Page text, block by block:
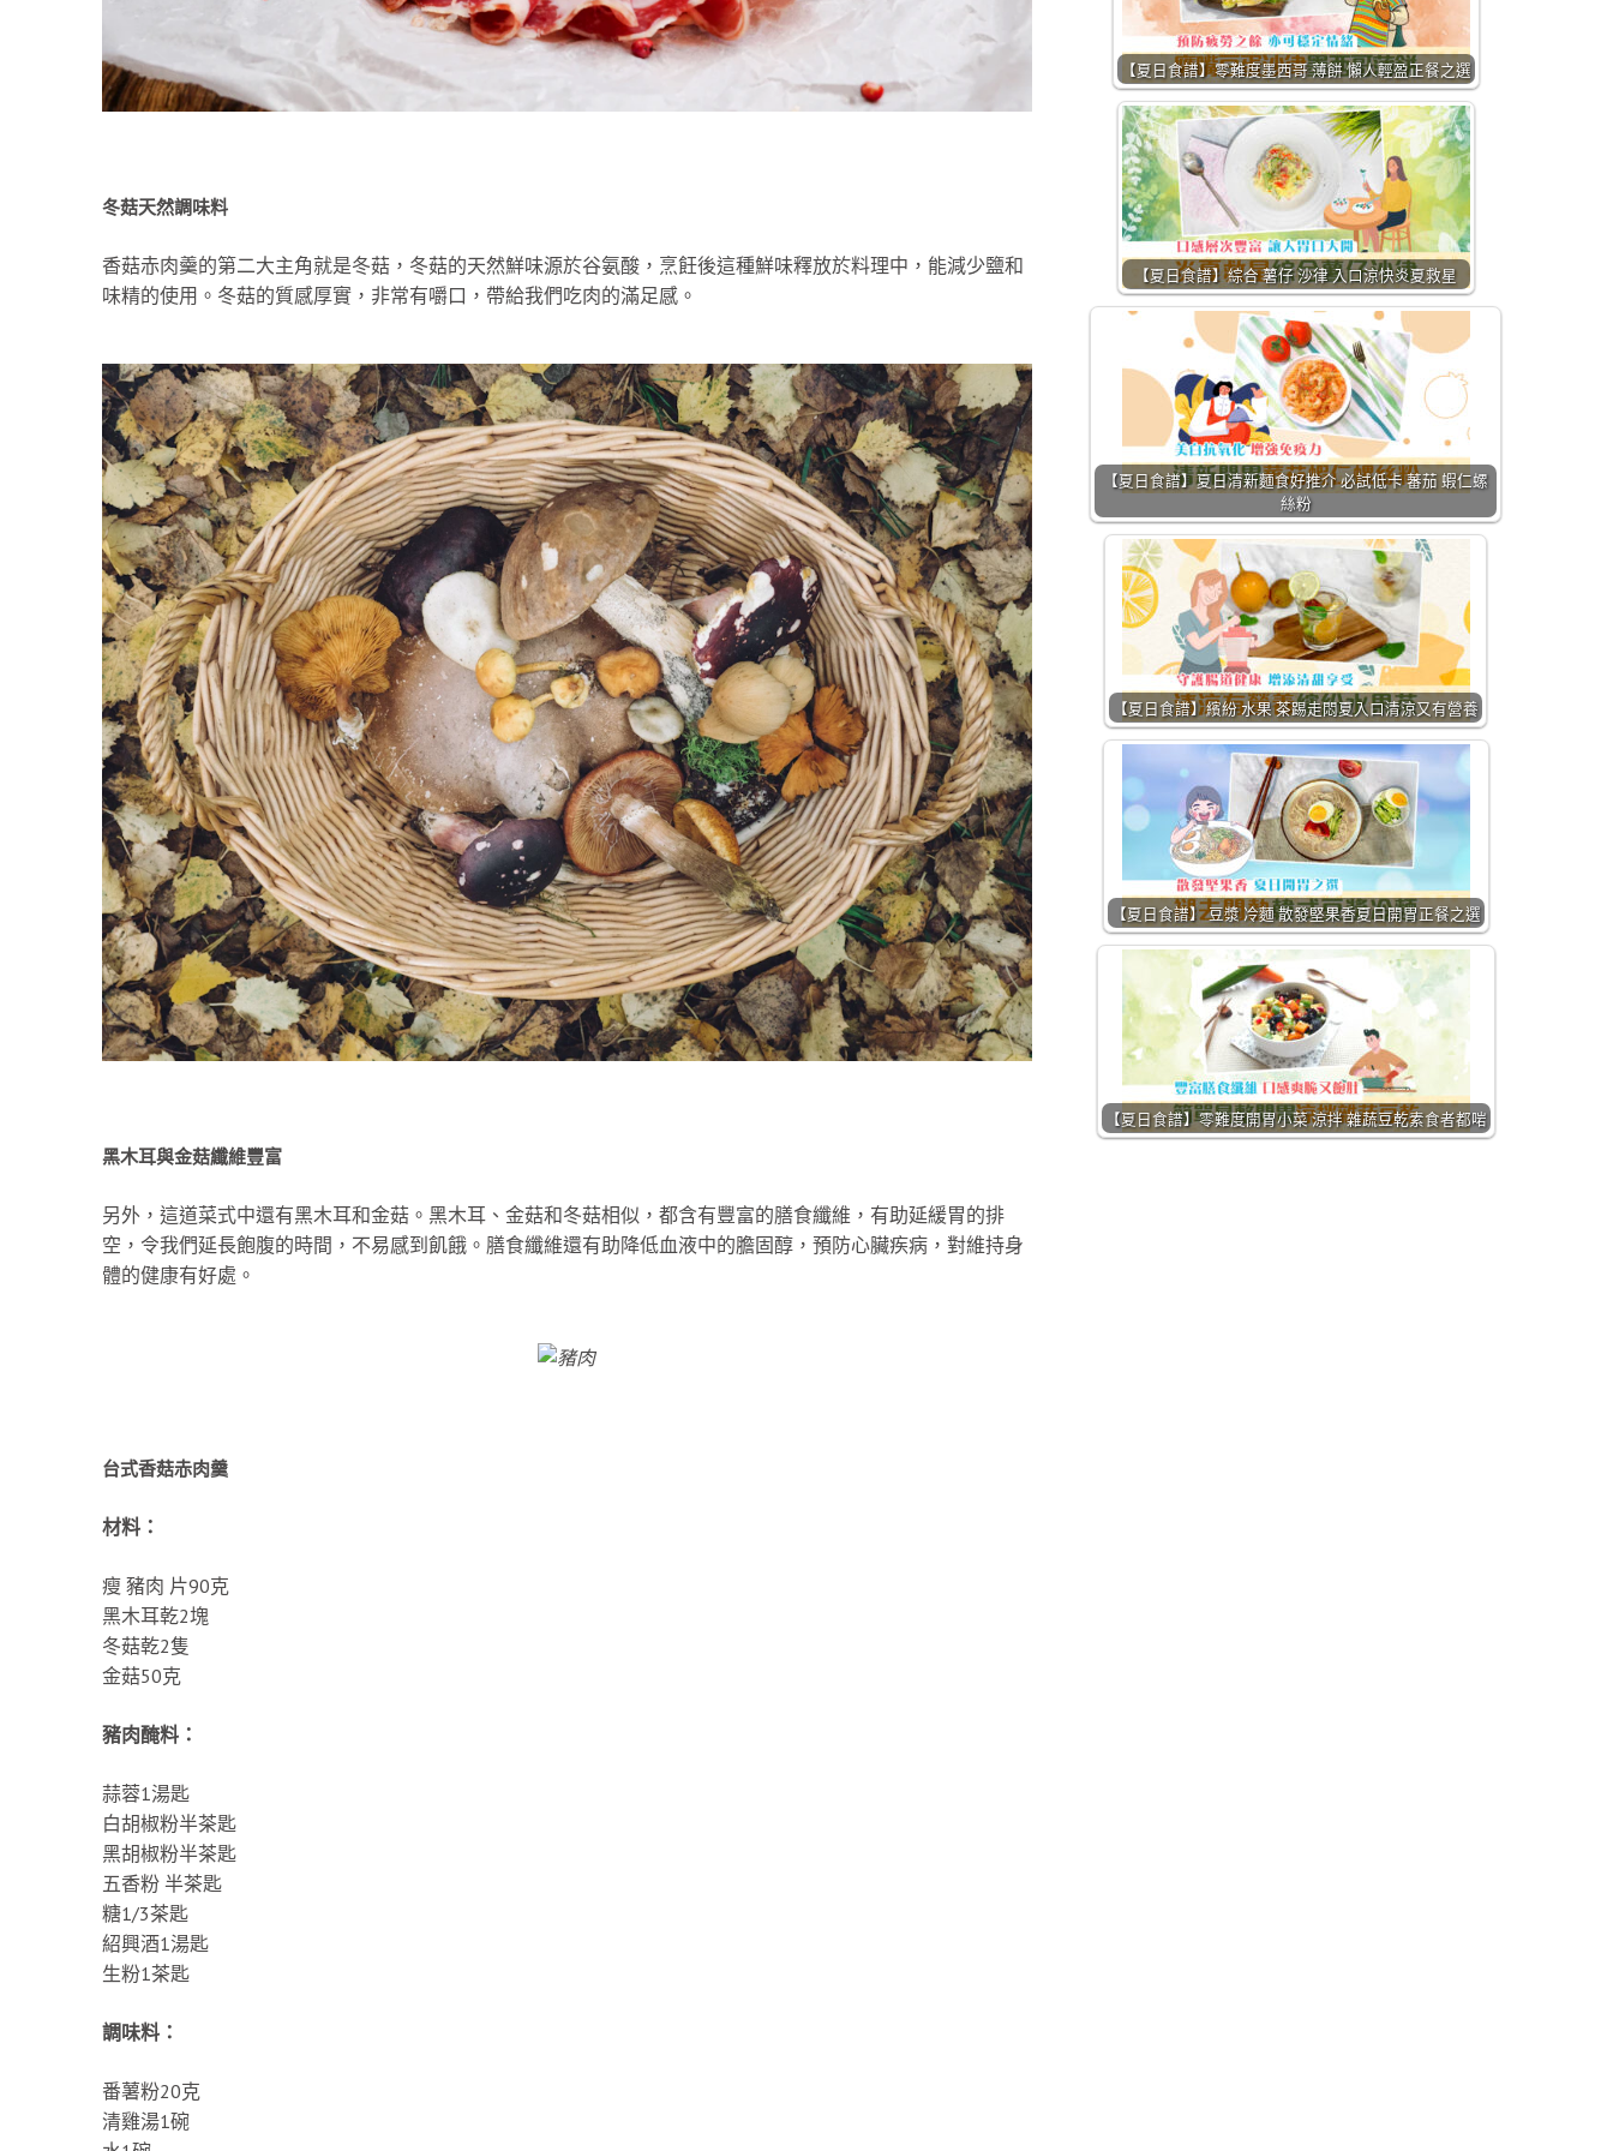
冬菇天然調味料
香菇赤肉羹的第二大主角就是冬菇，冬菇的天然鮮味源於谷氨酸，烹飪後這種鮮味釋放於料理中，能減少鹽和
味精的使用。冬菇的質感厚實，非常有嚼口，帶給我們吃肉的滿足感。
黑木耳與金菇纖維豐富
另外，這道菜式中還有黑木耳和金菇。黑木耳、金菇和冬菇相似，都含有豐富的膳食纖維，有助延緩胃的排
空，令我們延長飽腹的時間，不易感到飢餓。膳食纖維還有助降低血液中的膽固醇，預防心臟疾病，對維持身
體的健康有好處。
台式香菇赤肉羹
材料：
瘦 豬肉 片90克
黑木耳乾2塊
冬菇乾2隻
金菇50克
豬肉醃料：
蒜蓉1湯匙
白胡椒粉半茶匙
黑胡椒粉半茶匙
五香粉 半茶匙
糖1/3茶匙
紹興酒1湯匙
生粉1茶匙
調味料：
番薯粉20克
清雞湯1碗
【夏日食譜】零難度墨西哥 薄餅 懶人輕盈正餐之選
【夏日食譜】綜合 薯仔 沙律 入口涼快炎夏救星
【夏日食譜】夏日清新麵食好推介 必試低卡 蕃茄 蝦仁螺
絲粉
【夏日食譜】繽紛 水果 茶踢走悶夏入口清涼又有營養
【夏日食譜】 豆漿 冷麵 散發堅果香夏日開胃正餐之選
【夏日食譜】零難度開胃小菜 涼拌 雜蔬豆乾素食者都啱